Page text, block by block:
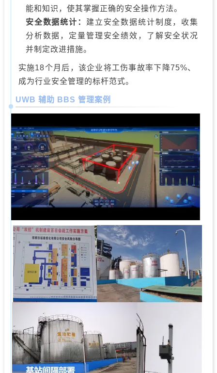
能和知识，使其掌握正确的安全操作方法。
安全数据统计： 建立安全数据统计制度，收集
分析数据，定量管理安全绩效，了解安全状况
并制定改进措施。
实施18个月后，该企业将工伤事故率下降75%、
成为行业安全管理的标杆范式。
UWB 辅助 BBS 管理案例